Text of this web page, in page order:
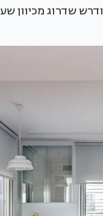
שדרוג